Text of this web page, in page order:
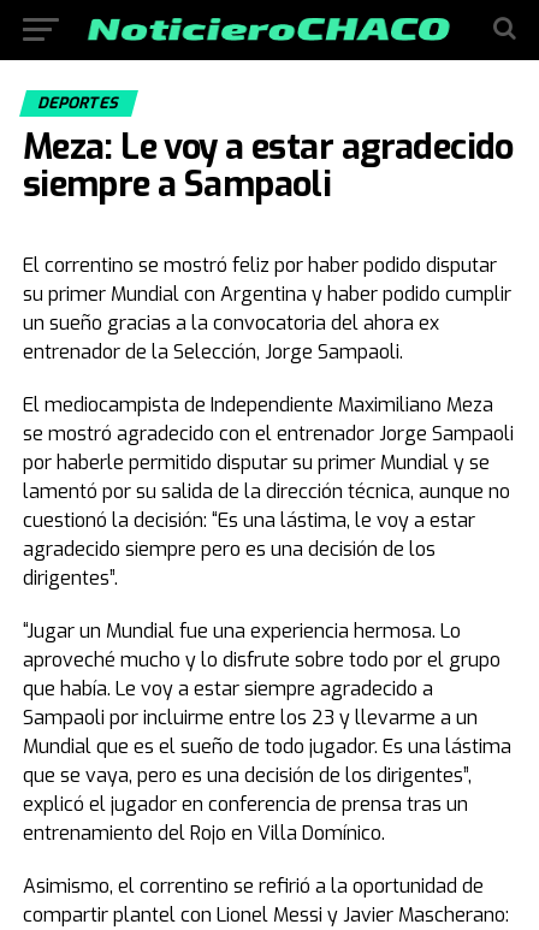
DEPORTES
Meza: Le voy a estar agradecido
siempre a Sampaoli
El correntino se mostró feliz por haber podido disputar
su primer Mundial con Argentina y haber podido cumplir
un sueño gracias a la convocatoria del ahora ex
entrenador de la Selección, Jorge Sampaoli.
El mediocampista de Independiente Maximiliano Meza
se mostró agradecido con el entrenador Jorge Sampaoli
por haberle permitido disputar su primer Mundial y se
lamentó por su salida de la dirección técnica, aunque no
cuestionó la decisión: “Es una lástima, le voy a estar
agradecido siempre pero es una decisión de los
dirigentes”.
“Jugar un Mundial fue una experiencia hermosa. Lo
aproveché mucho y lo disfrute sobre todo por el grupo
que había. Le voy a estar siempre agradecido a
Sampaoli por incluirme entre los 23 y llevarme a un
Mundial que es el sueño de todo jugador. Es una lástima
que se vaya, pero es una decisión de los dirigentes”,
explicó el jugador en conferencia de prensa tras un
entrenamiento del Rojo en Villa Domínico.
Asimismo, el correntino se refirió a la oportunidad de
compartir plantel con Lionel Messi y Javier Mascherano: